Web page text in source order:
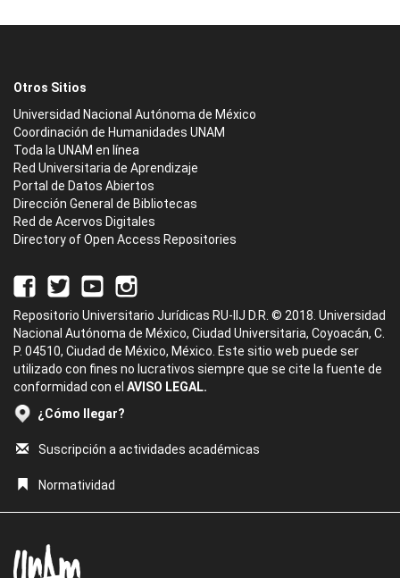
Otros Sitios
Universidad Nacional Autónoma de México
Coordinación de Humanidades UNAM
Toda la UNAM en línea
Red Universitaria de Aprendizaje
Portal de Datos Abiertos
Dirección General de Bibliotecas
Red de Acervos Digitales
Directory of Open Access Repositories
Repositorio Universitario Jurídicas RU-IIJ D.R. © 2018. Universidad
Nacional Autónoma de México, Ciudad Universitaria, Coyoacán, C.
P. 04510, Ciudad de México, México. Este sitio web puede ser
utilizado con fines no lucrativos siempre que se cite la fuente de
conformidad con el AVISO LEGAL.
¿Cómo llegar?
Suscripción a actividades académicas
Normatividad